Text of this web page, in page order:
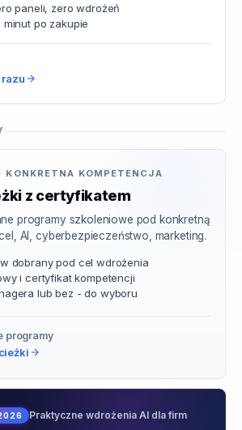
paneli, zero wdrożeń
po zakupie
razu
KONKRETNA KOMPETENCJA
z certyfikatem
programy szkoleniowe pod konkretną
AI, cyberbezpieczeństwo, marketing.
dobrany pod cel wdrożenia
i certyfikat kompetencji
lub bez - do wyboru
programy
Praktyczne wdrożenia AI dla firm